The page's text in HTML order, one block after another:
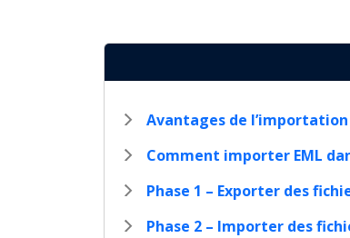
Avantages de
Comment importer EML
Phase 1 – Exporter des
Phase 2 – Importer des